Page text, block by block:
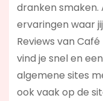
dranken
ervaringen waar
Reviews van
vind je snel en
algemene sites
ook vaak op de